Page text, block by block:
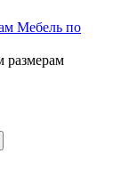
Мебель по